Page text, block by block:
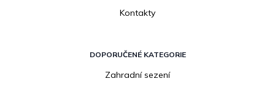
Kontakty
DOPORUČENÉ KATEGORIE
Zahradní sezení